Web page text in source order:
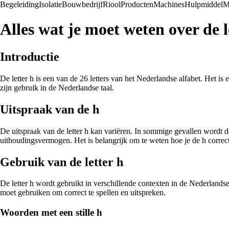
BegeleidingIsolatieBouwbedrijfRioolProductenMachinesHulpmiddel
Alles wat je moet weten over de
Introductie
De letter h is een van de 26 letters van het Nederlandse alfabet. Het
zijn gebruik in de Nederlandse taal.
Uitspraak van de h
De uitspraak van de letter h kan variëren. In sommige gevallen wordt
uithoudingsvermogen. Het is belangrijk om te weten hoe je de h
Gebruik van de letter h
De letter h wordt gebruikt in verschillende contexten in de
moet gebruiken om correct te spellen en uitspreken.
Woorden met een stille h